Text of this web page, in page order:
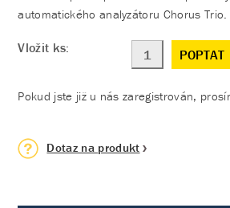
automatického analyzátoru Chorus Trio.
Vložit ks: POPTAT
Pokud jste již u nás zaregistrován,
Dotaz na produkt